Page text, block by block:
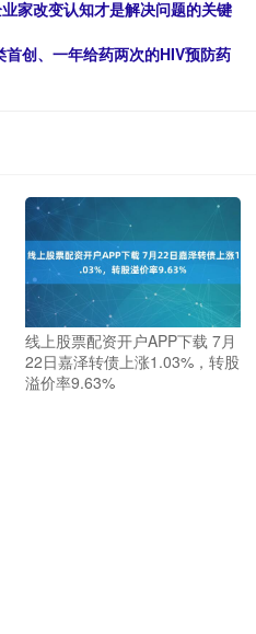
家改变认知才是解决问题的关键
创、一年给药两次的HIV预防药
线上股票配资开户APP下载 7月
22日嘉泽转债上涨1.03%，转股
溢价率9.63%